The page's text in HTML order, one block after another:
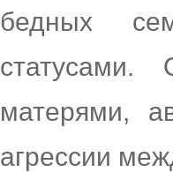
бедных
матерями,
агрессии